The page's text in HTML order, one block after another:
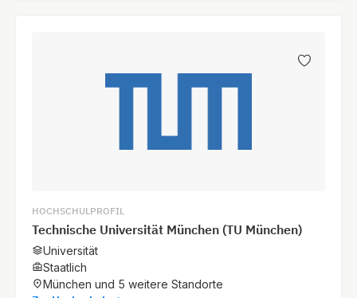
HOCHSCHULPROFIL
Technische Universität München (TU München)
Universität
Staatlich
München und 5 weitere Standorte